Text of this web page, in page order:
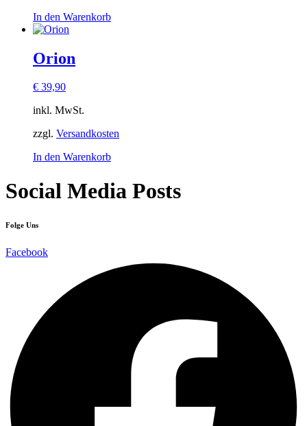
In den Warenkorb
Orion
€ 39,90
inkl. MwSt.
zzgl. Versandkosten
In den Warenkorb
Social Media Posts
Folge Uns
Facebook